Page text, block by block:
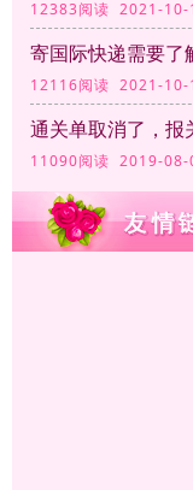
12383阅读 2021-10-
寄国际快递需要了
12116阅读 2021-
通关单取消了，报
11090阅读 2019-